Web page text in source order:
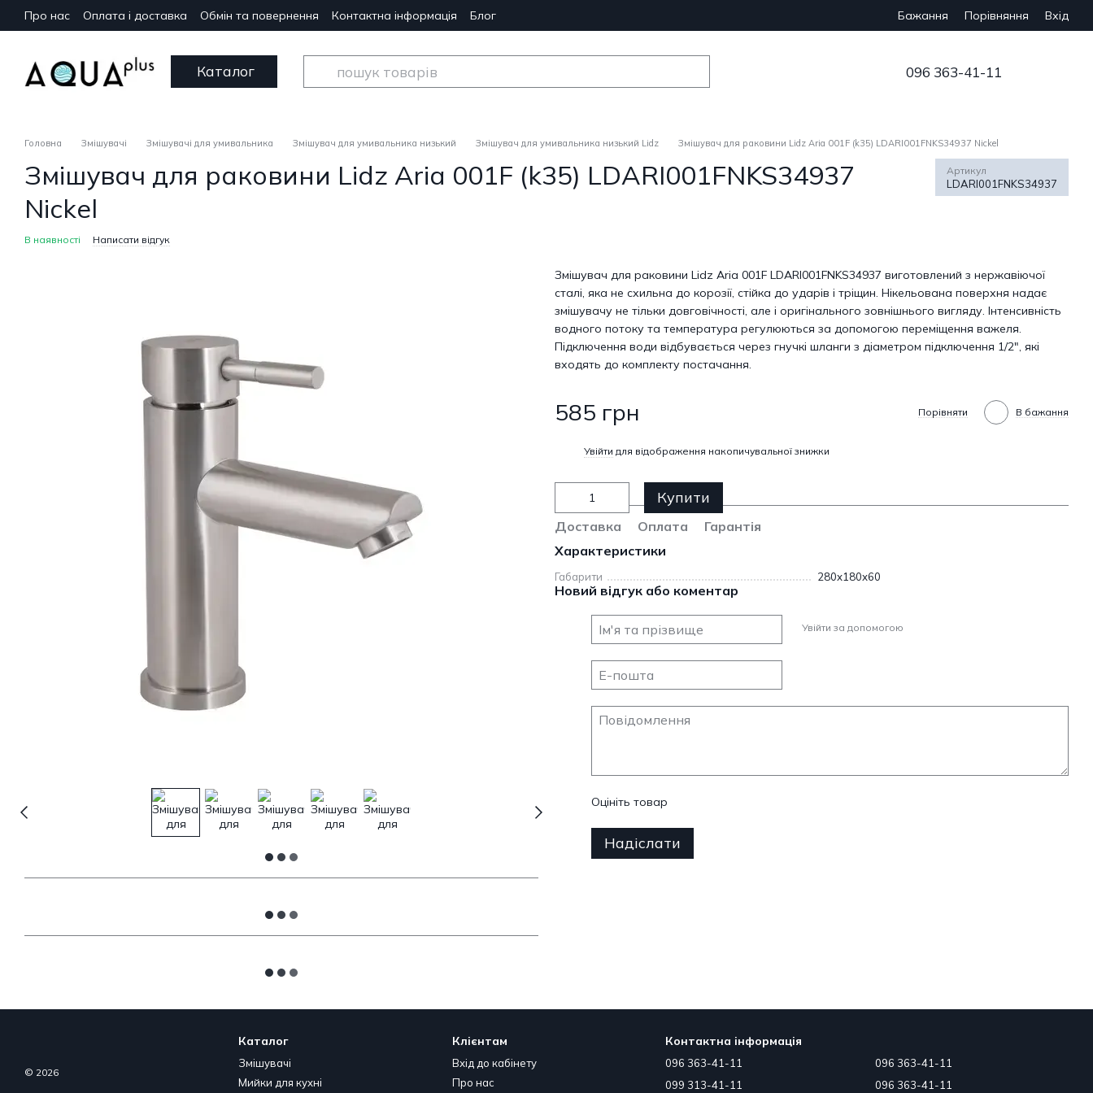
Перейти до основного контенту
Про нас Оплата і доставка Обмін та повернення Контактна інформація Блог Бажання Порівняння Вхід
Каталог 096 363-41-11
Головна Змішувачі Змішувачі для умивальника Змішувач для умивальника низький Змішувач для умивальника низький Lidz Змішувач для раковини Lidz Aria 001F (k35) LDARI001FNKS34937 Nickel
Змішувач для раковини Lidz Aria 001F (k35) LDARI001FNKS34937
Nickel
Артикул
LDARI001FNKS34937
В наявності Написати відгук
Змішувач для раковини Lidz Aria 001F LDARI001FNKS34937 виготовлений з нержавіючої
сталі, яка не схильна до корозії, стійка до ударів і тріщин. Нікельована поверхня надає
змішувачу не тільки довговічності, але і оригінального зовнішнього вигляду. Інтенсивність
водного потоку та температура регулюються за допомогою переміщення важеля.
Підключення води відбувається через гнучкі шланги з діаметром підключення 1/2", які
входять до комплекту постачання.
585 грн Порівняти В бажання
Увійти для відображення накопичувальної знижки
Купити
Доставка Оплата
Гарантія
Характеристики
Габарити 280х180х60
Новий відгук або коментар
Увійти за допомогою
Оцініть товар
Надіслати
© 2026
Каталог
Змішувачі
Мийки для кухні
Клієнтам
Вхід до кабінету
Про нас
Контактна інформація
096 363-41-11
099 313-41-11
096 363-41-11
096 363-41-11